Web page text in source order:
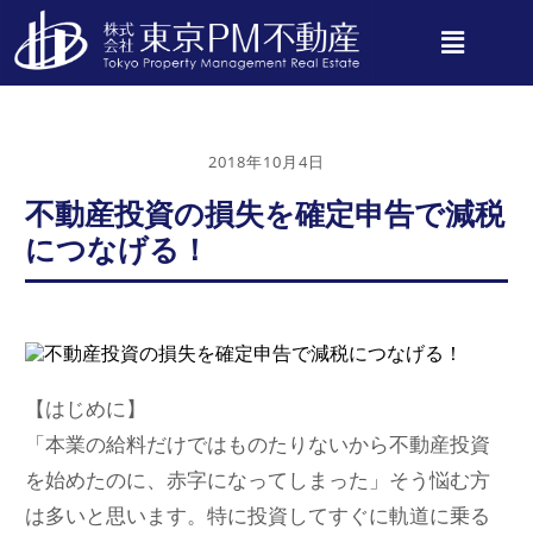
2018年10月4日
不動産投資の損失を確定申告で減税
につなげる！
【はじめに】
「本業の給料だけではものたりないから不動産投資
を始めたのに、赤字になってしまった」そう悩む方
は多いと思います。特に投資してすぐに軌道に乗る